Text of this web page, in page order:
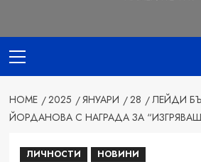
Menu
HOME 2025 ЯНУАРИ 28
ЛЕЙДИ
ЙОРДАНОВА С НАГРАДА ЗА
ЛИЧНОСТИ НОВИНИ